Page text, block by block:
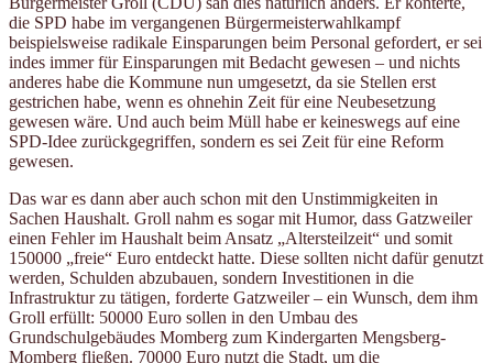
die SPD habe im vergangenen Bürgermeisterwahlkampf
beispielsweise radikale Einsparungen beim Personal gefordert, er sei
indes immer für Einsparungen mit Bedacht gewesen – und nichts
anderes habe die Kommune nun umgesetzt, da sie Stellen erst
gestrichen habe, wenn es ohnehin Zeit für eine Neubesetzung
gewesen wäre. Und auch beim Müll habe er keineswegs auf eine
SPD-Idee zurückgegriffen, sondern es sei Zeit für eine Reform
gewesen.
Das war es dann aber auch schon mit den Unstimmigkeiten in
Sachen Haushalt. Groll nahm es sogar mit Humor, dass Gatzweiler
einen Fehler im Haushalt beim Ansatz „Altersteilzeit“ und somit
150000 „freie“ Euro entdeckt hatte. Diese sollten nicht dafür genutzt
werden, Schulden abzubauen, sondern Investitionen in die
Infrastruktur zu tätigen, forderte Gatzweiler – ein Wunsch, dem ihm
Groll erfüllt: 50000 Euro sollen in den Umbau des
Grundschulgebäudes Momberg zum Kindergarten Mengsberg-
Momberg fließen. 70000 Euro nutzt die Stadt, um die